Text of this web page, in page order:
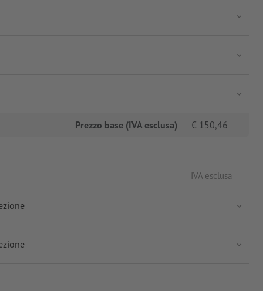
Prezzo base (IVA esclusa) € 150,46
IVA esclusa